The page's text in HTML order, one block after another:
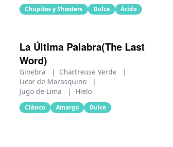
Chupitos y Shooters Dulce Ácido
La Última Palabra(The Last
Word)
Ginebra | Chartreuse Verde
|
Licor de Marasquino
|
Jugo de Lima
| Hielo
Clásico Amargo Dulce